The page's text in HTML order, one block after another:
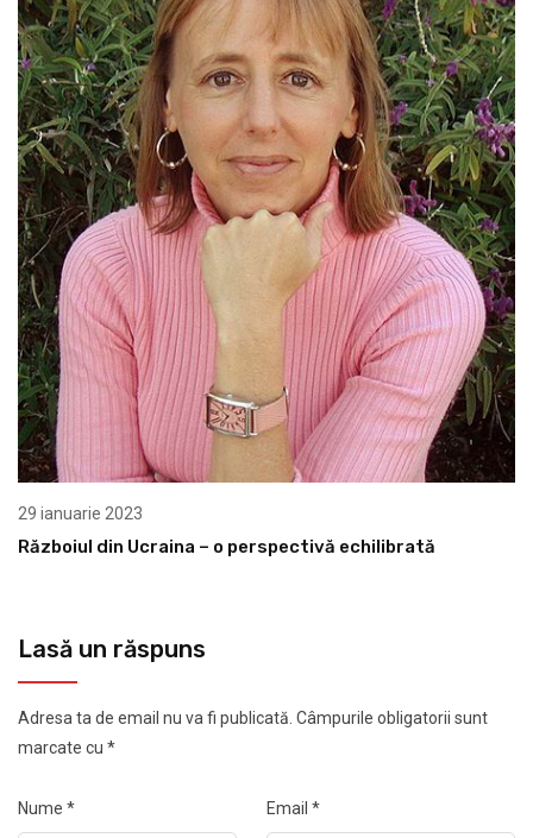
29 ianuarie 2023
Războiul din Ucraina – o perspectivă echilibrată
Lasă un răspuns
Adresa ta de email nu va fi publicată. Câmpurile obligatorii sunt
marcate cu *
Nume * Email *